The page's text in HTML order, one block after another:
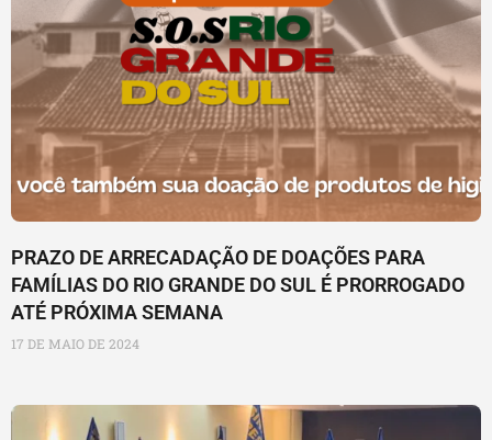
PRAZO DE ARRECADAÇÃO DE DOAÇÕES PARA
FAMÍLIAS DO RIO GRANDE DO SUL É PRORROGADO
ATÉ PRÓXIMA SEMANA
17 DE MAIO DE 2024